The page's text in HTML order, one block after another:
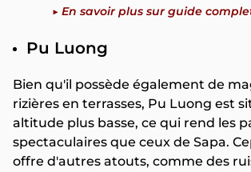
▶️ En savoir plus sur guide
Pu Luong
Bien qu'il possède également de
rizières en terrasses, Pu Luong est
altitude plus basse, ce qui rend les
spectaculaires que ceux de Sapa.
offre d'autres atouts, comme des